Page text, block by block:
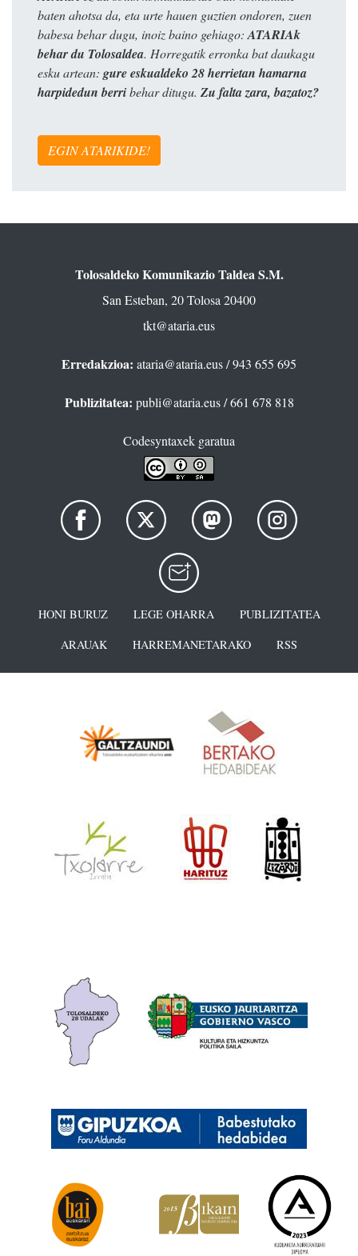
baten ahotsa da, eta urte hauen guztien ondoren, zuen
babesa behar dugu, inoiz baino gehiago: ATARIAk
behar du Tolosaldea. Horregatik erronka bat daukagu
esku artean: gure eskualdeko 28 herrietan hamarna
harpidedun berribehar ditugu. Zu falta zara, bazatoz?
EGIN ATARIKIDE!
Tolosaldeko Komunikazio Taldea S.M.
San Esteban, 20 Tolosa 20400
tkt@ataria.eus
Erredakzioa: ataria@ataria.eus/ 943 655 695
Publizitatea: publi@ataria.eus/ 661 678 818
Codesyntaxek garatua
HONI BURUZ LEGE OHARRA
PUBLIZITATEA
ARAUAK
HARREMANETARAKO RSS